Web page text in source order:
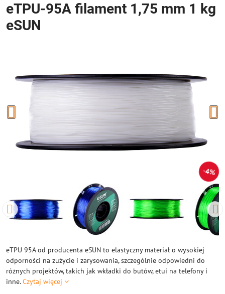
4%
eTPU-95A filament 1,75 mm 1 kg
eSUN
eTPU 95A od producenta eSUN to elastyczny materiał o wysokiej
odporności na zużycie i zarysowania, szczególnie odpowiedni do
różnych projektów, takich jak wkładki do butów, etui na telefony i
inne.Czytaj więcej